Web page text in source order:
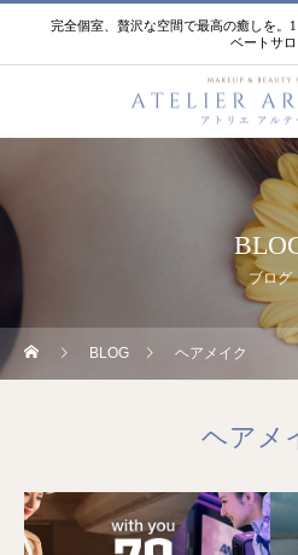
完全個室、贅沢な空間で最高の癒しを。
ベートサロ
ブログ
BLOG ヘアメイク
ヘアメ